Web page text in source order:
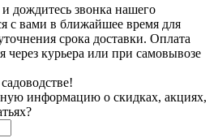
дождитесь звонка нашего
с вами в ближайшее время для
срока доставки. Оплата
курьера или при самовывозе
информацию о скидках, акциях,